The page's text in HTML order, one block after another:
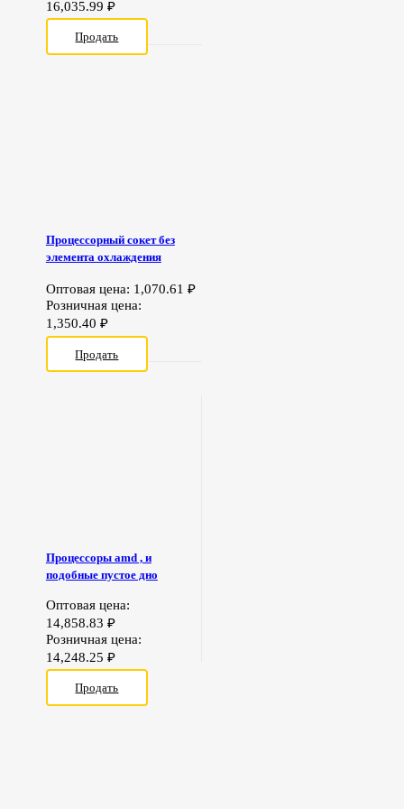
16,035.99 ₽
Продать
Процессорный сокет без
элемента охлаждения
Оптовая цена: 1,070.61 ₽
Розничная цена:
1,350.40 ₽
Продать
Процессоры amd , и
подобные пустое дно
Оптовая цена:
14,858.83 ₽
Розничная цена:
14,248.25 ₽
Продать